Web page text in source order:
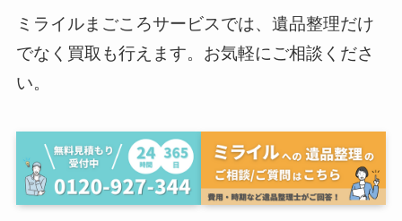
ミライルまごころサービスでは、遺品整理だけ
でなく買取も行えます。お気軽にご相談くださ
い。